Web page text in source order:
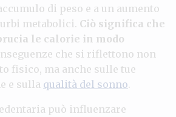
di peso e a un aumento
metabolici. Ciò significa che
le calorie in modo
che si riflettono non
fisico, ma anche sulle tue
e sulla qualità del sonno.
può influenzare